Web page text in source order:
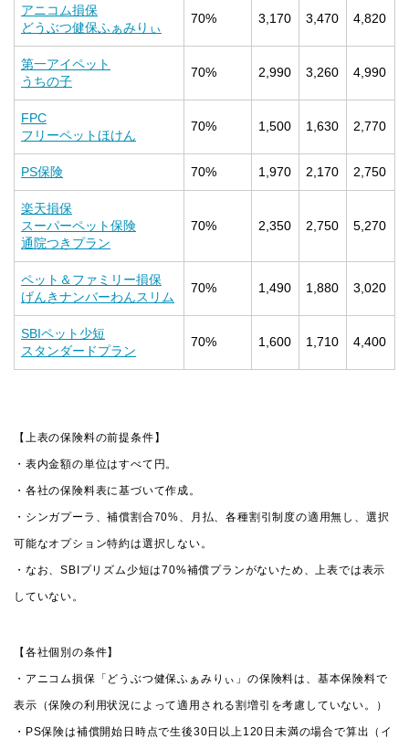
アニコム損保
どうぶつ健保ふぁみりぃ
70% 3,170 3,470 4,820
第一アイペット
うちの子
70% 2,990 3,260 4,990
FPC
フリーペットほけん
70% 1,500 1,630 2,770
PS保険 70% 1,970 2,170 2,750
楽天損保
スーパーペット保険
通院つきプラン
70% 2,350 2,750 5,270
ペット＆ファミリー損保
げんきナンバーわんスリム
70% 1,490 1,880 3,020
SBIペット少短
スタンダードプラン
70% 1,600 1,710 4,400
【上表の保険料の前提条件】
・表内金額の単位はすべて円。
・各社の保険料表に基づいて作成。
・シンガプーラ、補償割合70%、月払、各種割引制度の適用無し、選択
可能なオプション特約は選択しない。
・なお、SBIプリズム少短は70%補償プランがないため、上表では表示
していない。
【各社個別の条件】
・アニコム損保「どうぶつ健保ふぁみりぃ」の保険料は、基本保険料で
表示（保険の利用状況によって適用される割増引を考慮していない。）
・PS保険は補償開始日時点で生後30日以上120日未満の場合で算出（イ